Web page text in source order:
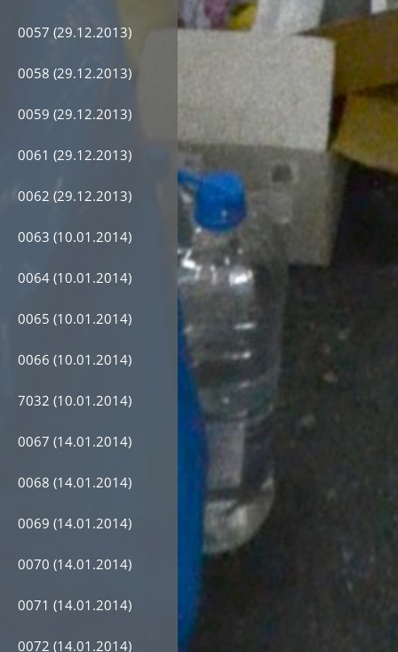
0057 (29.12.2013)
0058 (29.12.2013)
0059 (29.12.2013)
0061 (29.12.2013)
0062 (29.12.2013)
0063 (10.01.2014)
0064 (10.01.2014)
0065 (10.01.2014)
0066 (10.01.2014)
7032 (10.01.2014)
0067 (14.01.2014)
0068 (14.01.2014)
0069 (14.01.2014)
0070 (14.01.2014)
0071 (14.01.2014)
0072 (14.01.2014)